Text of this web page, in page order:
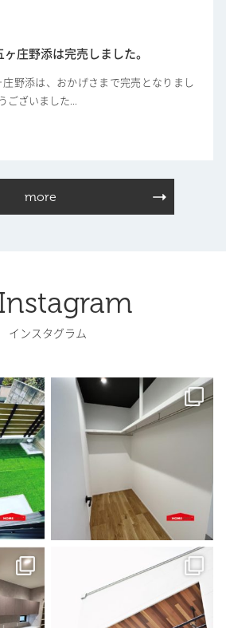
ヶ庄野添は完売しました。
庄野添は、おかげさまで完売となりまし
ございました...
more
インスタグラム